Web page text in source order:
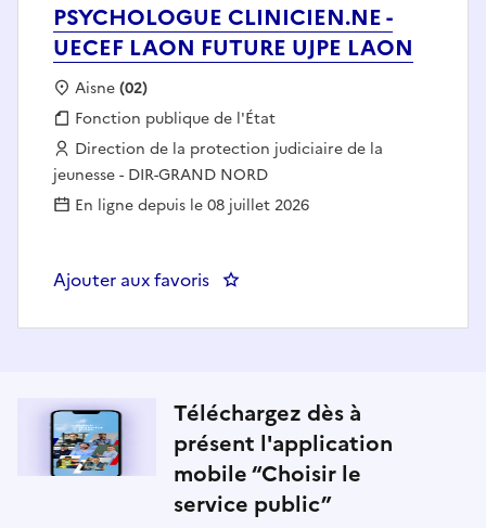
PSYCHOLOGUE CLINICIEN.NE -
UECEF LAON FUTURE UJPE LAON
Localisation :
Aisne(02)
Fonction publique :
Fonction publique de l'État
Employeur :
Direction de la protection judiciaire de la
jeunesse - DIR-GRAND NORD
En ligne depuis le 08 juillet 2026
Ajouter aux favoris : PSYCHOLOGUE CLINICIEN.NE
Téléchargez dès à
présent l'application
mobile “Choisir le
service public”